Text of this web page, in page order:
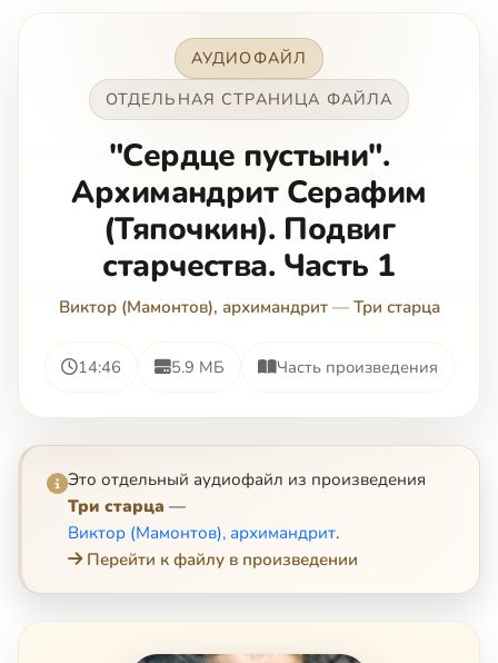
АУДИОФАЙЛ
ОТДЕЛЬНАЯ СТРАНИЦА ФАЙЛА
"Сердце пустыни".
Архимандрит Серафим
(Тяпочкин). Подвиг
старчества. Часть 1
Виктор (Мамонтов), архимандрит— Три старца
14:46 5.9 МБ Часть произведения
Это отдельный аудиофайл из произведения
Три старца —
Виктор (Мамонтов), архимандрит.
Перейти к файлу в произведении